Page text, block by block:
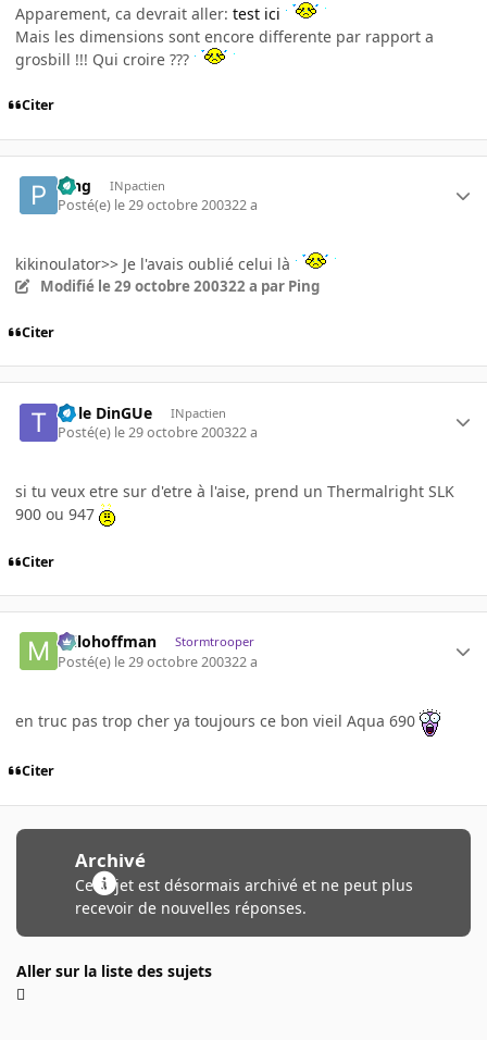
Apparement, ca devrait aller: test ici
Mais les dimensions sont encore differente par rapport a
grosbill !!! Qui croire ???
Citer
Ping INpactien
Posté(e) le 29 octobre 200322 a
kikinoulator>> Je l'avais oublié celui là
Modifié le 29 octobre 200322 a par Ping
Citer
t l-le DinGUe INpactien
Posté(e) le 29 octobre 200322 a
si tu veux etre sur d'etre à l'aise, prend un Thermalright SLK
900 ou 947
Citer
milohoffman Stormtrooper
Posté(e) le 29 octobre 200322 a
en truc pas trop cher ya toujours ce bon vieil Aqua 690
Citer
Archivé
Ce sujet est désormais archivé et ne peut plus
recevoir de nouvelles réponses.
Aller sur la liste des sujets